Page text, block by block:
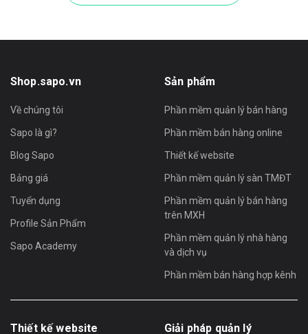
Shop là nơi bạn hoàn toàn có thể yên tâm lựa chọn sản phẩm
đặt, bảo hành. Gọi ngay 1900 6750 để được tư vấn chi tiết về máy in
POS-E58 và các thiết bị bán hàng khác!
Shop.sapo.vn
Về chúng tôi
Sapo là gì?
Blog Sapo
Bảng giá
Tuyển dụng
Profile Sản Phẩm
Sapo Academy
Sản phẩm
Phần mềm quản lý bán hàng
Phần mềm bán hàng online
Thiết kế website
Phần mềm quản lý sàn TMĐT
Phần mềm quản lý bán hàng
trên MXH
Phần mềm quản lý nhà hàng
và dịch vụ
Phần mềm bán hàng hợp kênh
Thiết kế website Giải pháp quản lý